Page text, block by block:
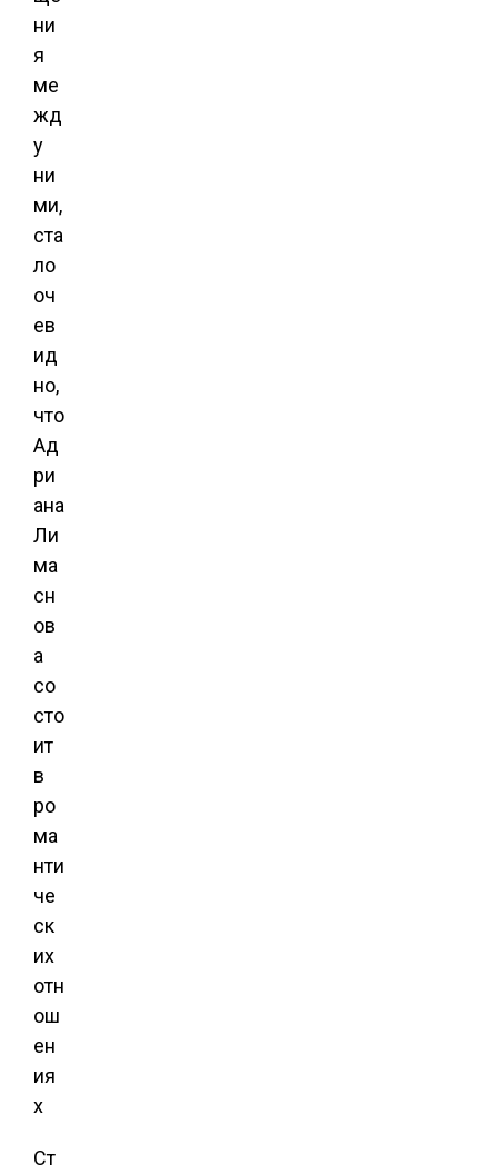
ни
я
ме
жд
у
ни
ми,
ста
ло
оч
ев
ид
но,
что
Ад
ри
ана
Ли
ма
сн
ов
а
со
сто
ит
в
ро
ма
нти
че
ск
их
отн
ош
ен
ия
х
Ст